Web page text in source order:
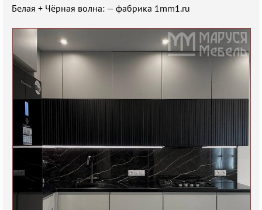
Белая + Чёрная волна: — фабрика 1mm1.ru